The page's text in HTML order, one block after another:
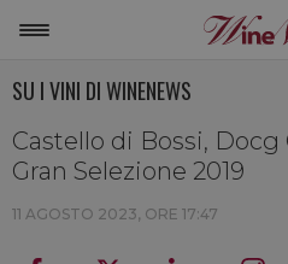
NON SOLO
SU I VINI DI WINENEWS
Castello di Bossi,
Gran Selezione 2019
11 AGOSTO 2023, ORE 17:47